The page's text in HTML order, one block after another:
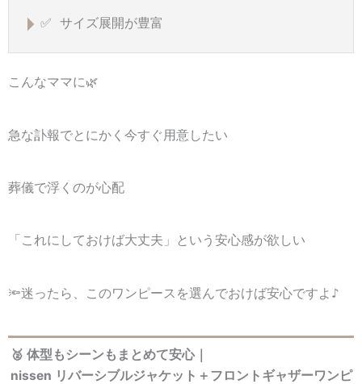
✅ サイズ展開が豊富
こんなママに🌿
急な訃報でとにかく今すぐ用意したい
葬儀で浮くのが心配
「これにしておけば大丈夫」という安心感が欲しい
🔦迷ったら、このワンピースを選んでおけば安心ですよ♪
🥈 体型もシーンもまとめて安心｜
nissen リバーシブルジャケット＋フロントギャザーワンピ